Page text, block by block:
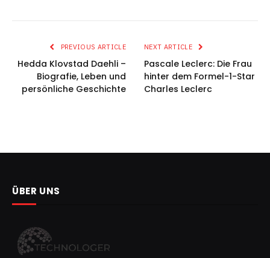
PREVIOUS ARTICLE
Hedda Klovstad Daehli –
Biografie, Leben und
persönliche Geschichte
NEXT ARTICLE
Pascale Leclerc: Die Frau
hinter dem Formel-1-Star
Charles Leclerc
ÜBER UNS